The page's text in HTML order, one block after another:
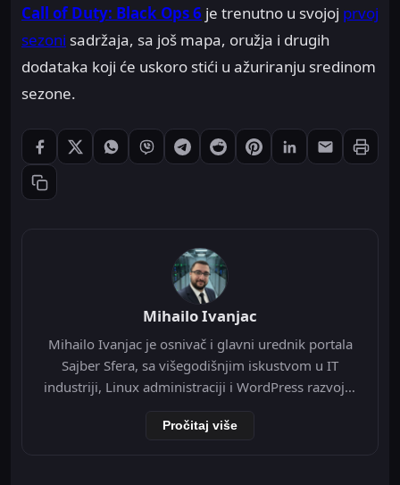
Call of Duty: Black Ops 6 je trenutno u svojoj prvoj
sezoni sadržaja, sa još mapa, oružja i drugih
dodataka koji će uskoro stići u ažuriranju sredinom
sezone.
Podeli: Facebook
Podeli: XPodeli: WhatsApp
Podeli: Viber
Podeli: Telegram
Podeli: Reddit
Podeli: Pinterest
Podeli: LinkedIn
Podeli:
Kopiraj link
Mihailo Ivanjac
Mihailo Ivanjac je osnivač i glavni urednik portala
Sajber Sfera, sa višegodišnjim iskustvom u IT
industriji, Linux administraciji i WordPress razvoju.
object cache, Cloudflare integraciju i optimizaciju
Pročitaj više